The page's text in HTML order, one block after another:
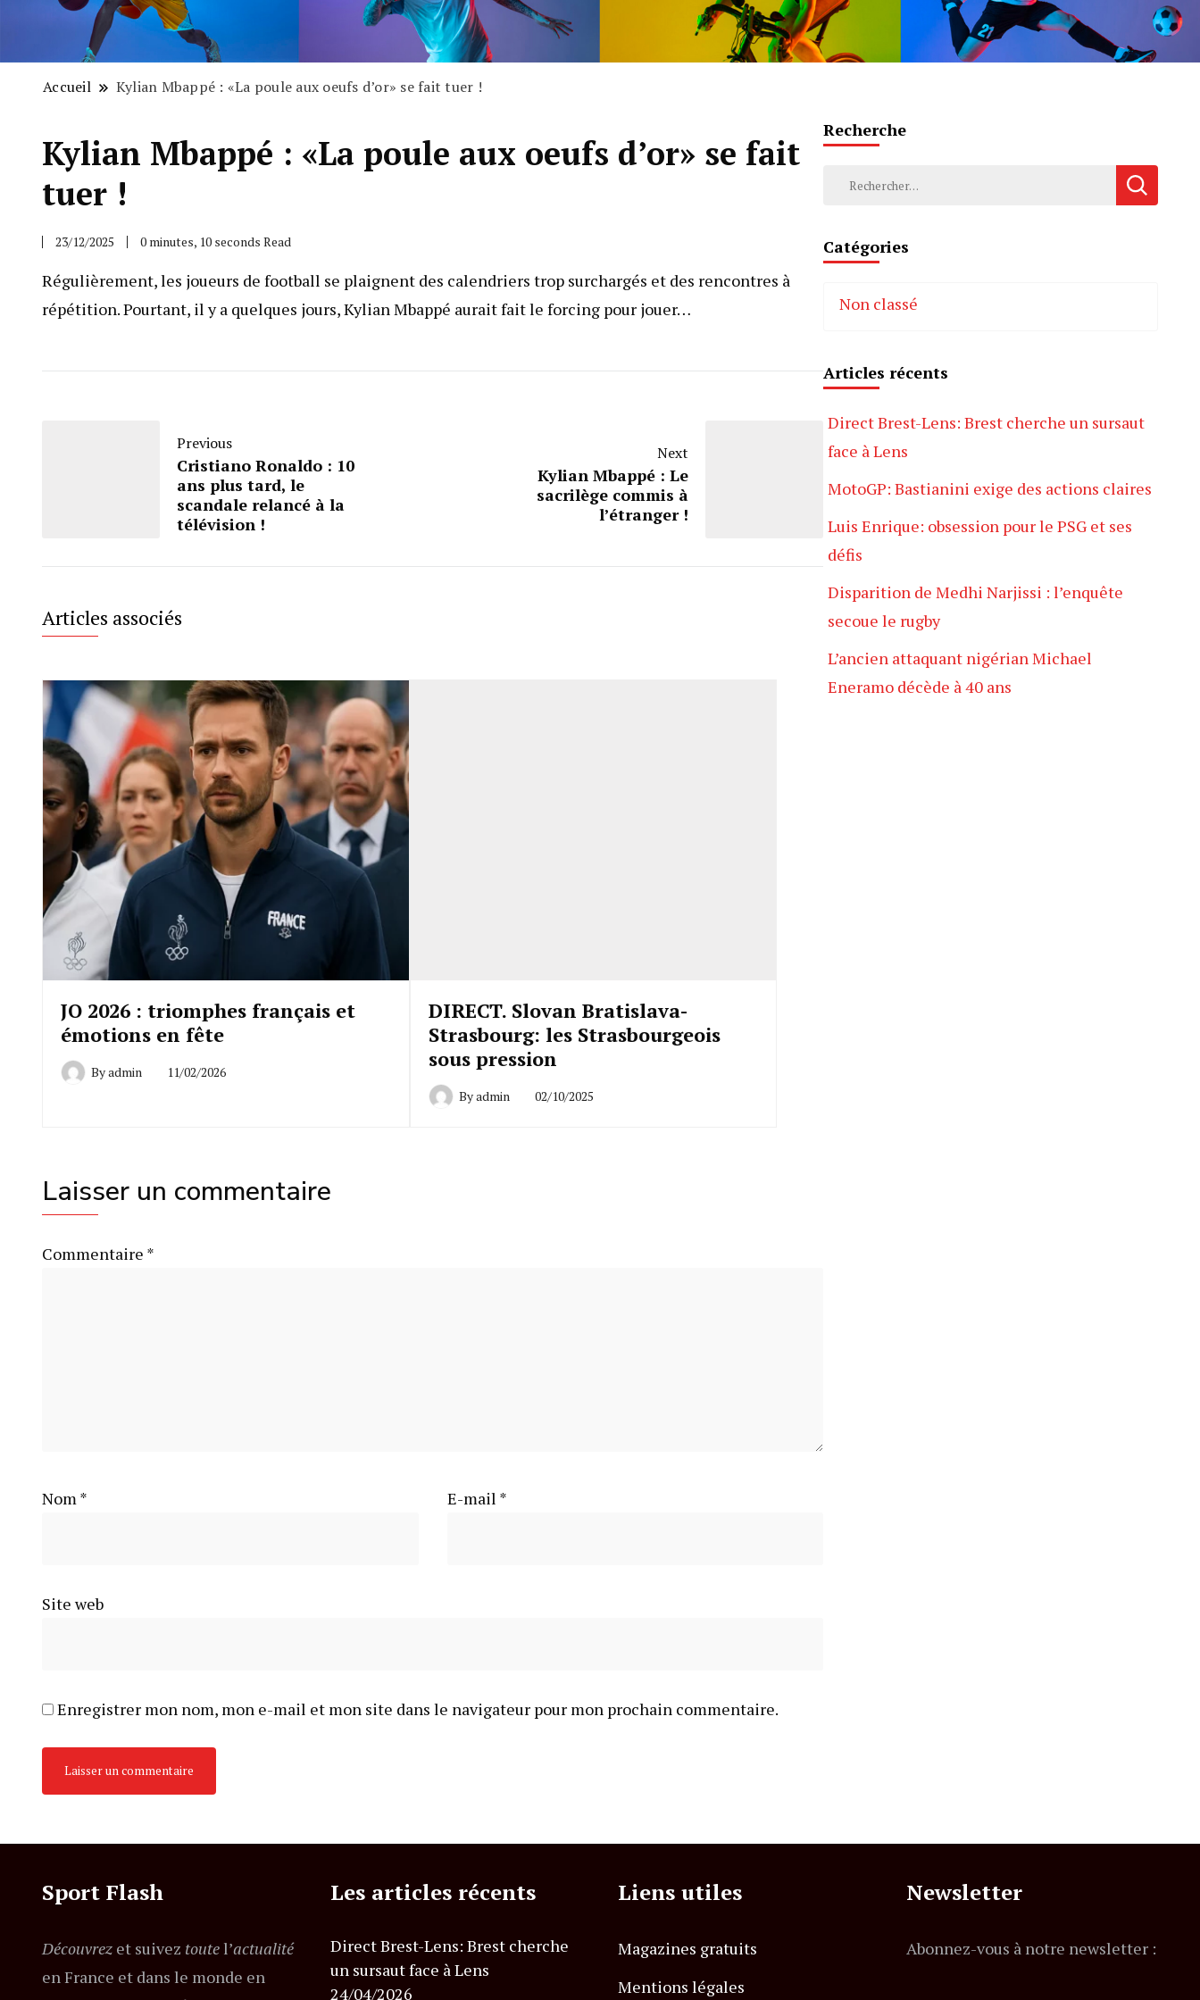
Accueil Kylian Mbappé : «La poule aux oeufs d’or» se fait tuer !
Kylian Mbappé : «La poule aux oeufs d’or» se fait
tuer !
23/12/2025 0 minutes, 10 seconds Read
Régulièrement, les joueurs de football se plaignent des calendriers trop surchargés et des rencontres à
répétition. Pourtant, il y a quelques jours, Kylian Mbappé aurait fait le forcing pour jouer…
Previous
Cristiano Ronaldo : 10
ans plus tard, le
scandale relancé à la
télévision !
Next
Kylian Mbappé : Le
sacrilège commis à
l’étranger !
Articles associés
JO 2026 : triomphes français et
émotions en fête
Byadmin 11/02/2026
DIRECT. Slovan Bratislava-
Strasbourg: les Strasbourgeois
sous pression
Byadmin 02/10/2025
Laisser un commentaire
Commentaire *
Nom* E-mail *
Site web
Enregistrer mon nom, mon e-mail et mon site dans le navigateur pour mon prochain commentaire.
Recherche
Rechercher :
Catégories
Non classé
Articles récents
Direct Brest-Lens: Brest cherche un sursaut
face à Lens
MotoGP: Bastianini exige des actions claires
Luis Enrique: obsession pour le PSG et ses
défis
Disparition de Medhi Narjissi : l’enquête
secoue le rugby
L’ancien attaquant nigérian Michael
Eneramo décède à 40 ans
Sport Flash
Découvrez et suivez toutel’actualité
en France et dans le monde en
Les articles récents
Direct Brest-Lens: Brest cherche
un sursaut face à Lens
24/04/2026
Liens utiles
Magazines gratuits
Mentions légales
Newsletter
Abonnez-vous à notre newsletter :